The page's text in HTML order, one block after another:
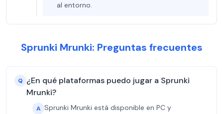
al entorno.
Sprunki Mrunki: Preguntas frecuentes
Q ¿En qué plataformas puedo jugar a Sprunki
Mrunki?
A Sprunki Mrunki está disponible en PC y